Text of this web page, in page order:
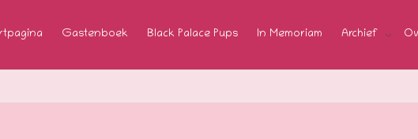
Gastenboek Black Palace Pups In Memoriam Archief